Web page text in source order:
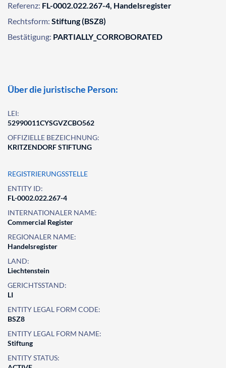
Referenz: FL-0002.022.267-4, Handelsregister
Rechtsform: Stiftung (BSZ8)
Bestätigung: PARTIALLY_CORROBORATED
Über die juristische Person:
LEI:
52990011CYSGVZCBO562
OFFIZIELLE BEZEICHNUNG:
KRITZENDORF STIFTUNG
REGISTRIERUNGSSTELLE
ENTITY ID:
FL-0002.022.267-4
INTERNATIONALER NAME:
Commercial Register
REGIONALER NAME:
Handelsregister
LAND:
Liechtenstein
GERICHTSSTAND:
LI
ENTITY LEGAL FORM CODE:
BSZ8
ENTITY LEGAL FORM NAME:
Stiftung
ENTITY STATUS: